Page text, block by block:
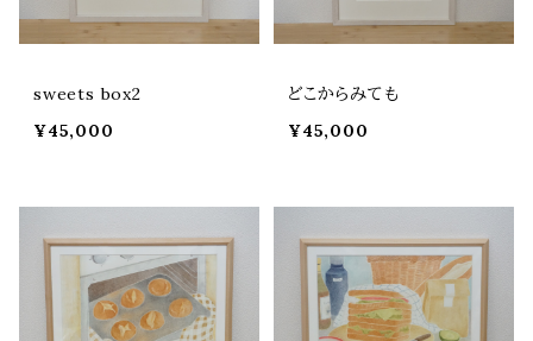
sweets box2
¥45,000
どこからみても
¥45,000